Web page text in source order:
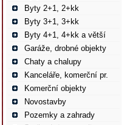
Byty 2+1, 2+kk
Byty 3+1, 3+kk
Byty 4+1, 4+kk a větší
Garáže, drobné objekty
Chaty a chalupy
Kanceláře, komerční pr.
Komerční objekty
Novostavby
Pozemky a zahrady